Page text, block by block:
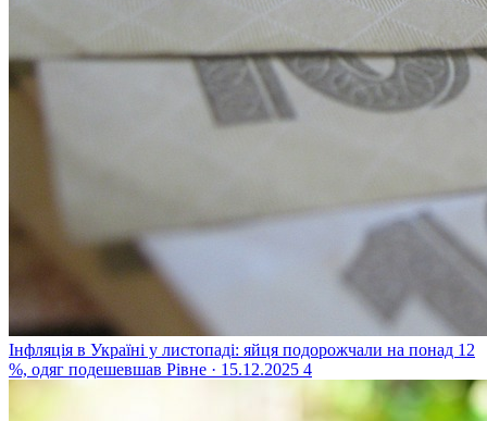
Інфляція в Україні у листопаді: яйця подорожчали на понад 12
%, одяг подешевшав Рівне · 15.12.2025 4